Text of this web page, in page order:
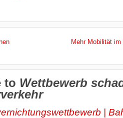
Mehr Mobilität
to Wettbewerb
|